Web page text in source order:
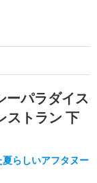
ーパラダイス
ストラン 下
らしいアフタヌー